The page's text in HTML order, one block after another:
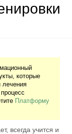
которые
лечения
Платформу
всегда учится и